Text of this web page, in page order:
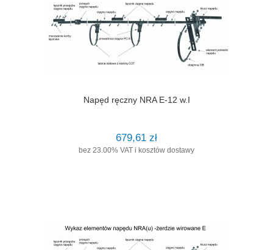
Napęd ręczny NRA E-12 w.I
679,61 zł
bez 23.00% VAT i kosztów dostawy